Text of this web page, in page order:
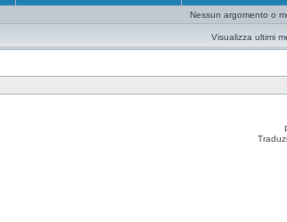
Nessun argomento o
Visualizza ultimi